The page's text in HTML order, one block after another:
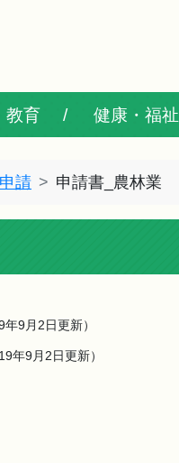
教育 健康・福祉
請 申請書_農林業
年9月2日更新）
年9月2日更新）